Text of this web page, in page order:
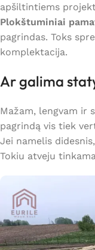
apšiltintiems
Plokštuminiai
pagrindas. Toks
komplektacija.
Ar galima
Mažam, lengvam ir
pagrindą vis tiek
Jei namelis
Tokiu atveju